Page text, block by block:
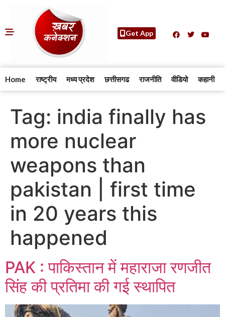
Get App
Home राष्ट्रीय मध्य प्रदेश छत्तीसगढ राजनीति वीडियो कहानी
Tag: india finally has
more nuclear
weapons than
pakistan | first time
in 20 years this
happened
PAK : पाकिस्तान में महाराजा रणजीत
सिंह की प्रतिमा की गई स्थापित